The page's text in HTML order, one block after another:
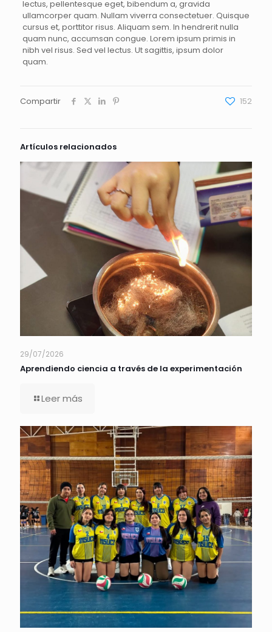
lectus, pellentesque eget, bibendum a, gravida
ullamcorper quam. Nullam viverra consectetuer. Quisque
cursus et, porttitor risus. Aliquam sem. In hendrerit nulla
quam nunc, accumsan congue. Lorem ipsum primis in
nibh vel risus. Sed vel lectus. Ut sagittis, ipsum dolor
quam.
Compartir 152
Artículos relacionados
29/07/2026
Aprendiendo ciencia a través de la experimentación
Leer más